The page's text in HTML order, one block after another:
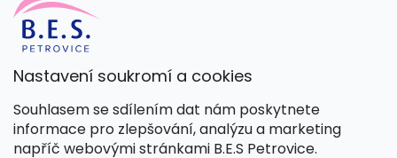
Nastavení soukromí a cookies
Souhlasem se sdílením dat nám poskytnete
informace pro zlepšování, analýzu a marketing
napříč webovými stránkami B.E.S Petrovice.
Kamenná prodejna
Pondělí – Pátek 8:00 – 15:30
Petrovice 42, 262 55 Petrovice
Více informací